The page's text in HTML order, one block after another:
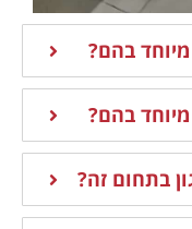
בהם?
בהם?
בתחום זה?